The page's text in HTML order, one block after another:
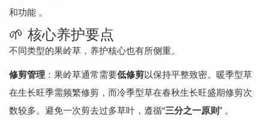
和功能 。
🌱 核心养护要点
不同类型的果岭草，养护核心也有所侧重。
修剪管理 ：果岭草通常需要低修剪以保持平整致密。暖季型草
在生长旺季需频繁修剪，而冷季型草在春秋生长旺盛期修剪次
数较多。避免一次剪去过多草叶，遵循“三分之一原则” 。